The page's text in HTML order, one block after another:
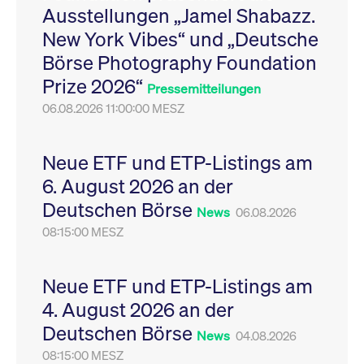
Ausstellungen „Jamel Shabazz.
New York Vibes“ und „Deutsche
Börse Photography Foundation
Prize 2026“ Pressemitteilungen
06.08.2026 11:00:00 MESZ
Neue ETF und ETP-Listings am
6. August 2026 an der
Deutschen Börse News 06.08.2026
08:15:00 MESZ
Neue ETF und ETP-Listings am
4. August 2026 an der
Deutschen Börse News 04.08.2026
08:15:00 MESZ
Leistung der Website
zu messen. Es handelt
sich um ein Muster-
Cookie, bei dem auf
das Präfix _pk_ses
eine kurze Reihe von
VISITOR_PRIVACY_METADATA
YouTube
.youtube.com
6
Monate
Dieses Cookie dient
Speicherung der
Einwilligungs- und
des Nutzers für ihre
Interaktion mit der
Sitzungen geehrt